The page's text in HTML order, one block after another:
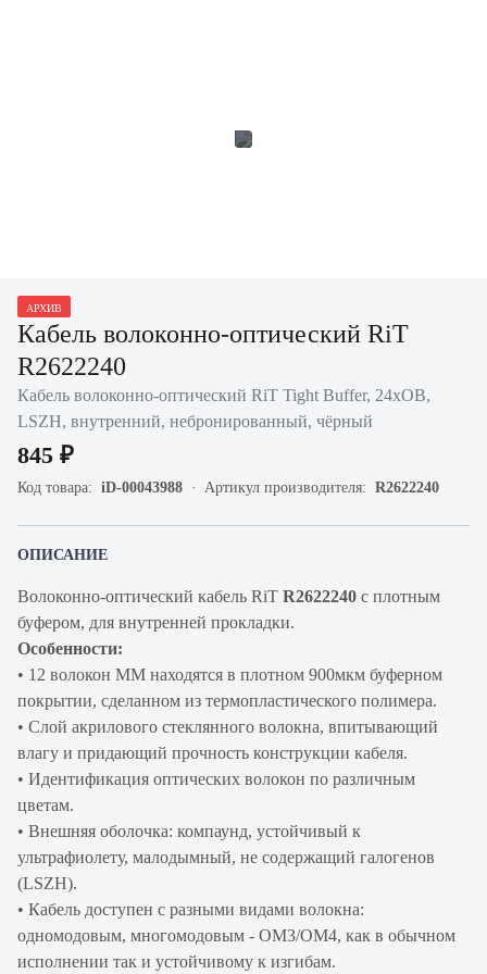
АРХИВ
Кабель волоконно-оптический RiT
R2622240
Кабель волоконно-оптический RiT Tight Buffer, 24хОВ,
LSZH, внутренний, небронированный, чёрный
845 ₽
Код товара: iD-00043988 Артикул производителя: R2622240
ОПИСАНИЕ
Волоконно-оптический кабель RiT R2622240 c плотным
буфером, для внутренней прокладки.
Особенности:
• 12 волокон ММ находятся в плотном 900мкм буферном
покрытии, сделанном из термопластического полимера.
• Слой акрилового стеклянного волокна, впитывающий
влагу и придающий прочность конструкции кабеля.
• Идентификация оптических волокон по различным
цветам.
• Внешняя оболочка: компаунд, устойчивый к
ультрафиолету, малодымный, не содержащий галогенов
(LSZH).
• Кабель доступен с разными видами волокна:
одномодовым, многомодовым - OM3/OM4, как в обычном
исполнении так и устойчивому к изгибам.